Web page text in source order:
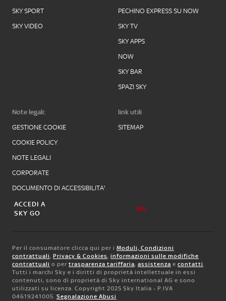
SKY SPORT
SKY VIDEO
PECHINO EXPRESS SU NOW
SKY TV
SKY APPS
NOW
SKY BAR
SPAZI SKY
Note legali:
GESTIONE COOKIE
COOKIE POLICY
NOTE LEGALI
CORPORATE
DOCUMENTO DI ACCESSIBILITA'
link utili
SITEMAP
ACCEDI A
SKY GO
Per il consumatore clicca qui per i Moduli, Condizioni
contrattuali, Privacy & Cookies, informazioni sulle modifiche
contrattuali o per trasparenza tariffaria, assistenza e contatti.
Tutti i marchi Sky e i diritti di proprietà intellettuale in essi
contenuti, sono di proprietà di Sky international AG e sono
utilizzati su licenza. Copyright 2025 Sky Italia - P.IVA
04619241005. Segnalazione Abusi